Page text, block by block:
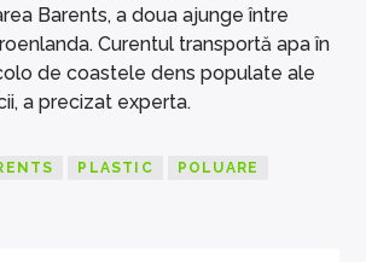
Barents, a doua ajunge între
Curentul transportă apa în
de coastele dens populate ale
a precizat experta.
PLASTIC POLUARE